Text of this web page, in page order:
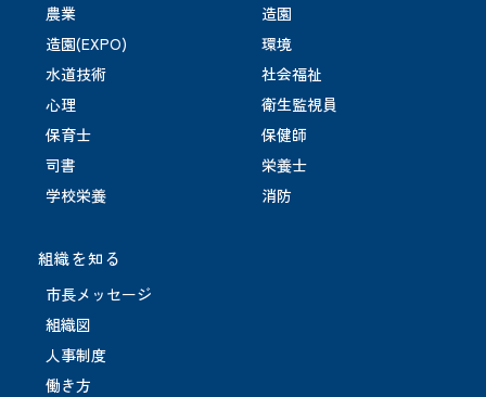
組織を知る
市長メッセージ
組織図
人事制度
働き方
農業
造園
造園(EXPO)
環境
水道技術
社会福祉
心理
衛生監視員
保育士
保健師
司書
栄養士
学校栄養
消防